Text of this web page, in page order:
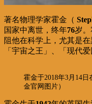
著名物理学家霍金（
国家中离世，终年76岁
阻他在科学上，尤其是
「宇宙之王」、「现代爱
霍金于2018年3月14
金官网图片）